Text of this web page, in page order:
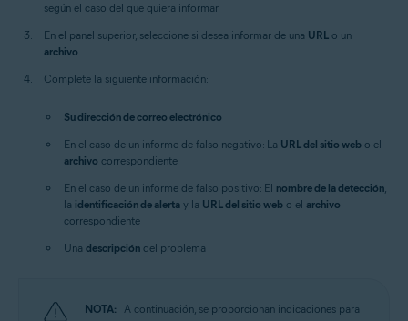
según el caso del que quiera informar.
En el panel superior, seleccione si desea informar de una URL o un
archivo.
Complete la siguiente información:
Su dirección de correo electrónico
En el caso de un informe de falso negativo: La URL del sitio web o el
archivo correspondiente
En el caso de un informe de falso positivo: El nombre de la detección,
la identificación de alerta y la URL del sitio web o el archivo
correspondiente
Una descripción del problema
NOTA: A continuación, se proporcionan indicaciones para